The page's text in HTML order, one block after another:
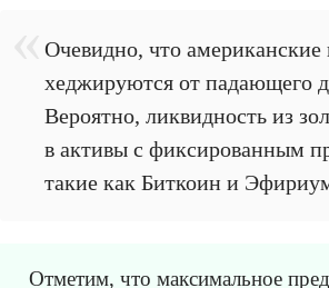
Очевидно, что американские
хеджируются от падающего
Вероятно, ликвидность из
в активы с фиксированным
такие как Биткоин и
Отметим, что максимальное